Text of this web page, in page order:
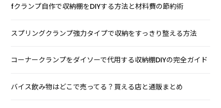
fクランプ自作で収納棚をDIYする方法と材料費の節約術
スプリングクランプ強力タイプで収納をすっきり整える方法
コーナークランプをダイソーで代用する収納棚DIYの完全ガイド
バイス飲み物はどこで売ってる？買える店と通販まとめ